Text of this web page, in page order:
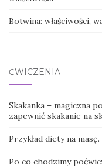
Botwina: właściwości,
ĆWICZENIA
Skakanka – magiczna
zapewnić skakanie na
Przykład diety na masę.
Po co chodzimy